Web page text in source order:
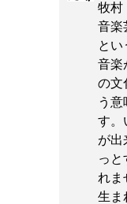
牧村
音楽
とい
音楽
の文
う
す。
が出
っと
れま
生ま